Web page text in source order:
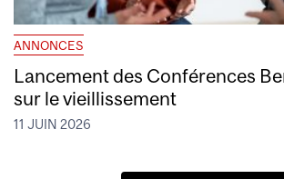
ANNONCES
Lancement des Conférences
sur le vieillissement
11 JUIN 2026